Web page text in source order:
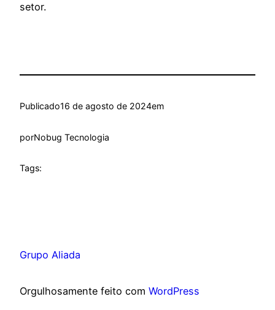
setor.
Publicado16 de agosto de 2024em
porNobug Tecnologia
Tags:
Grupo Aliada
Orgulhosamente feito com WordPress